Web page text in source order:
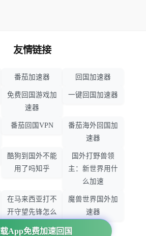
App免费加速回国
友情链接
番茄加速器 回国加速器
免费回国游戏加
速器
一键回国加速器
番茄回国VPN
番茄海外回国加
速器
酷狗到国外不能
用了吗知乎
国外打野兽领
主：新世界用什
么加速
在马来西亚打不
开守望先锋怎么
办
魔兽世界国外加
速器